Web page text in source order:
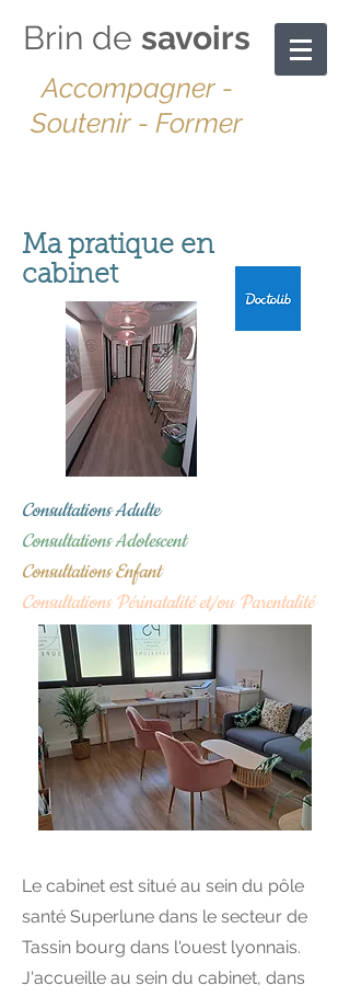
Brin de savoirs
Accompagner -
Soutenir - Former
Consultations Adulte
Consultations Adolescent
Consultations Enfant
Consultations Périnatalité et/ou Parentalité
Ma pratique en
cabinet
Le cabinet est situé au sein du pôle
santé Superlune dans le secteur de
Tassin bourg dans l'ouest lyonnais.
J'accueille au sein du cabinet, dans